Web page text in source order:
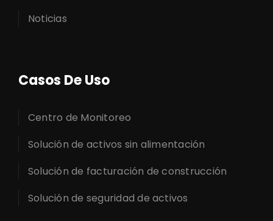
Noticias
Casos De Uso
Centro de Monitoreo
Solución de activos sin alimentación
Solución de facturación de construcción
Solución de seguridad de activos